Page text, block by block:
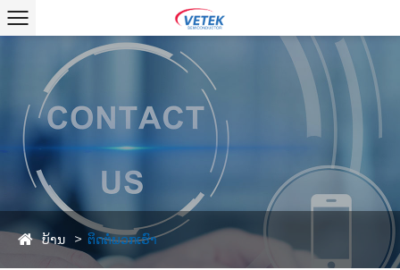
ບ້ານ ຕິດຕໍ່ພວກເຮົາ